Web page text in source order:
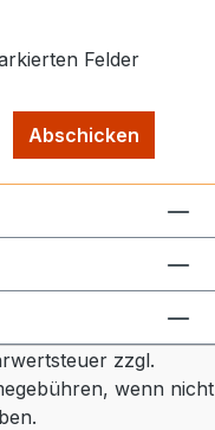
Felder
Abschicken
zzgl.
wenn nicht